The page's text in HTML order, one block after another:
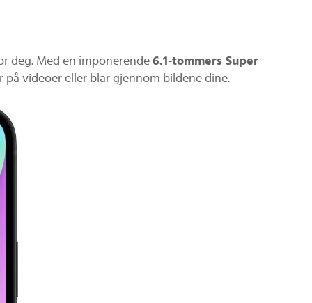
deg. Med en imponerende 6.1-tommers Super
videoer eller blar gjennom bildene dine.